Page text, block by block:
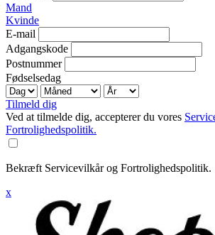
Mand
Kvinde
E-mail
Adgangskode
Postnummer
Fødselsedag
Tilmeld dig
Ved at tilmelde dig, accepterer du vores
Fortrolighedspolitik.
Bekræft Servicevilkår og Fortrolighedspolitik.
x